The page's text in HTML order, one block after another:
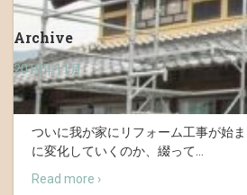
Archive
2019年11月
ついに我が家にリフォーム工事が始
に変化していくのか、綴って
Read more ›